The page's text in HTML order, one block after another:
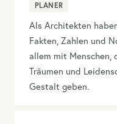
PLANER
Als Architekten
Fakten, Zahlen und
allem mit Menschen,
Träumen und
Gestalt geben.